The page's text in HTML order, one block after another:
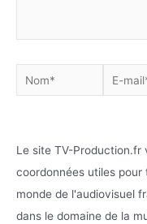
Nom*
E-
mail*
Le site TV-Production.fr
coordonnées utiles
monde de l'audiovisuel
dans le domaine de la